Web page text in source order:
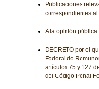
Publicaciones
correspondientes
A la opinión pública
DECRETO por el
Federal de
artículos 75 y 127
del Código Penal